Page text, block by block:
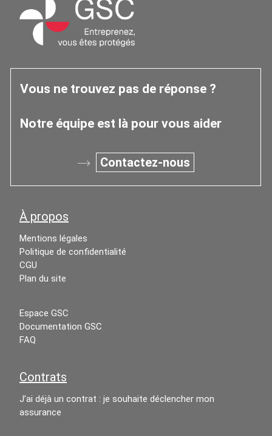
Vous ne trouvez pas de réponse ?
Notre équipe est là pour vous aider
Contactez-nous
À propos
Mentions légales
Politique de confidentialité
CGU
Plan du site
Espace GSC
Documentation GSC
FAQ
Contrats
J’ai déjà un contrat : je souhaite déclencher mon
assurance